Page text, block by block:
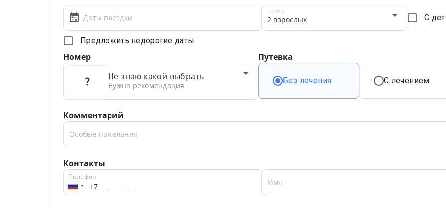
Даты поездки
Предложить недорогие даты
Гости
2 взрослых С
Номер
Не знаю какой выбрать
Нужна рекомендация
Путевка
Без лечения С лечением
Комментарий
Особые пожелания
Контакты
Телефон
Имя